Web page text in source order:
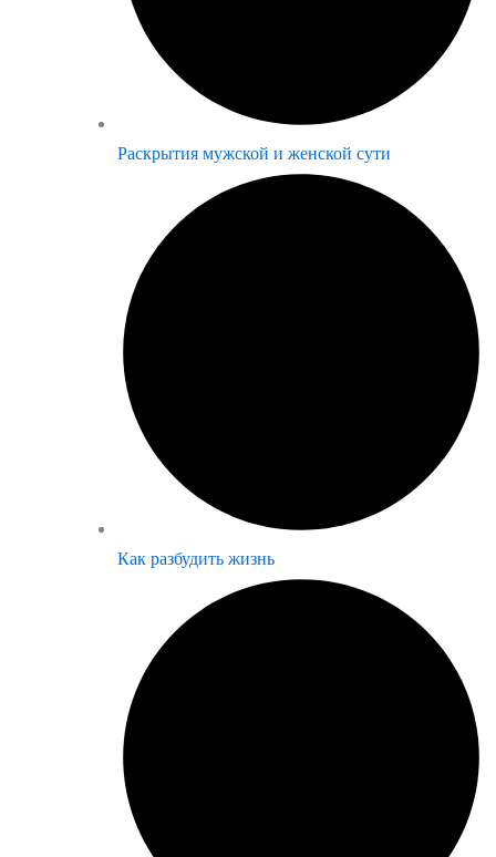
Раскрытия мужской и женской сути
Как разбудить жизнь